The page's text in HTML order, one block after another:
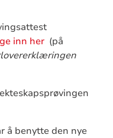
inn her (på
å benytte den nye